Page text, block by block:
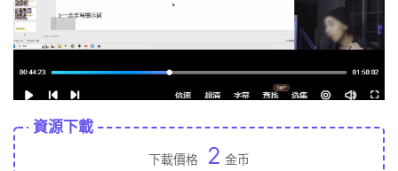
資源下載
下載價格 2 金币